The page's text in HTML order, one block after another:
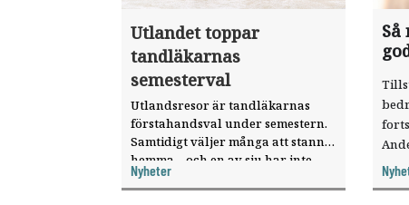
Utlandet toppar
tandläkarnas
semesterval
Utlandsresor är tandläkarnas
förstahandsval under semestern.
Samtidigt väljer många att stanna
hemma – och en av sju har inte
haft någon sommarledighet alls,
enligt "månadens fråga".
Nyheter